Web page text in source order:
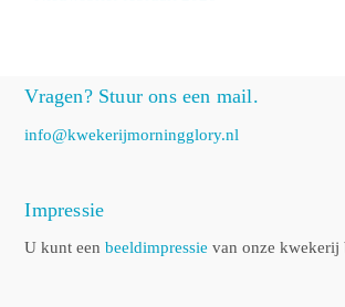
Vragen? Stuur ons een mail.
info@kwekerijmorningglory.nl
Impressie
U kunt eenbeeldimpressie van onze kwekerij